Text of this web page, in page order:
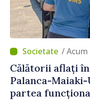
/
Călătorii aflați
Palanca-
partea